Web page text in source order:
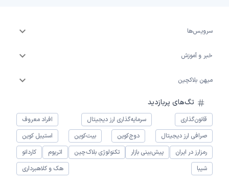
سرویس‌ها
خبر و آموزش
میهن بلاکچین
تگ‌های پربازدید
قانون‌گذاری سرمایه‌گذاری ارز دیجیتال
افراد معروف
صرافی ارز دیجیتال
دوج‌کوین بیت‌کوین
استیبل کوین
رمزارز در ایران
پیش‌بینی بازار تکنولوژی بلاک‌چین اتریوم
کاردانو
شیبا
هک و کلاهبرداری